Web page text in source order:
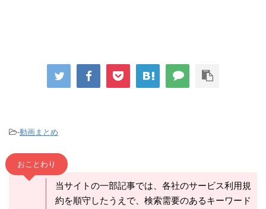
-動画まとめ
おことわり
当サイトの一部記事では、各社のサービス利用規
約を順守したうえで、検索需要のあるキーワード